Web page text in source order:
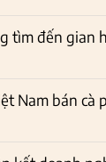
tìm đến gian
Nam bán cà